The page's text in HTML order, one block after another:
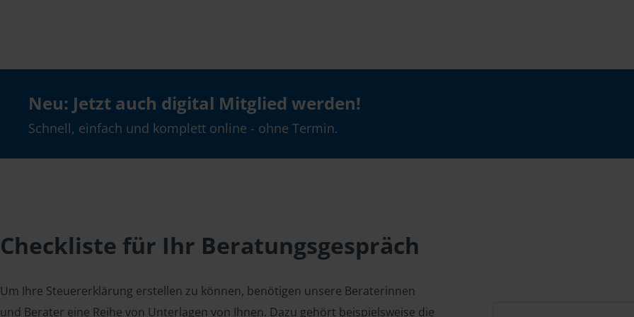
Neu: Jetzt auch digital Mitglied werden!
Schnell, einfach und komplett online - ohne Termin.
Checkliste für Ihr Beratungsgespräch
Um Ihre Steuererklärung erstellen zu können, benötigen unsere Beraterinnen
und Berater eine Reihe von Unterlagen von Ihnen. Dazu gehört beispielsweise die